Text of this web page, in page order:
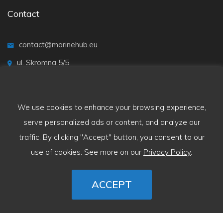
Contact
contact@marinehub.eu
ul. Skromna 5/5
Copyright © 2025 MarineHub.eu
We use cookies to enhance your browsing experience,
serve personalized ads or content, and analyze our
traffic. By clicking "Accept" button, you consent to our
use of cookies. See more on our Privacy Policy.
ACCEPT